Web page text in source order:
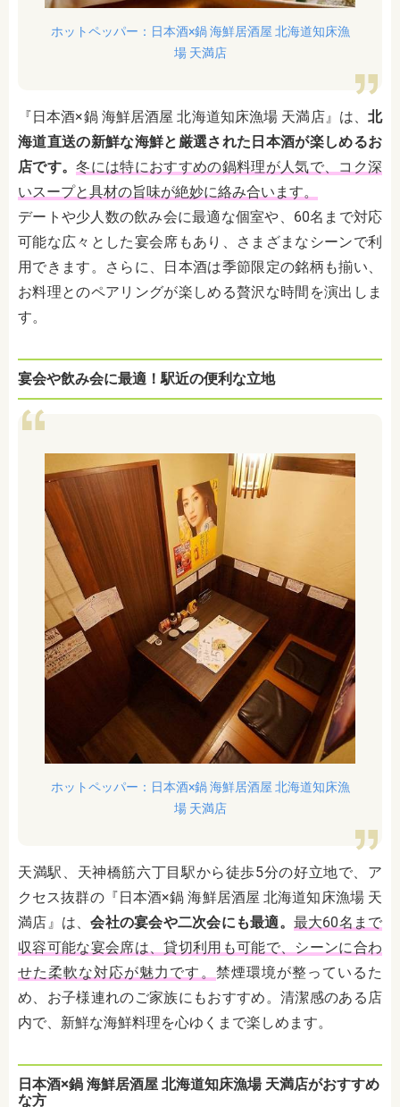
ホットペッパー：日本酒×鍋 海鮮居酒屋 北海道知床漁
場 天満店
『日本酒×鍋 海鮮居酒屋 北海道知床漁場 天満店』は、 北
海道直送の新鮮な海鮮と厳選された日本酒が楽しめるお
店です。冬には特におすすめの鍋料理が人気で、コク深
いスープと具材の旨味が絶妙に絡み合います。
デートや少人数の飲み会に最適な個室や、60名まで対応
可能な広々とした宴会席もあり、さまざまなシーンで利
用できます。さらに、日本酒は季節限定の銘柄も揃い、
お料理とのペアリングが楽しめる贅沢な時間を演出しま
す。
宴会や飲み会に最適！駅近の便利な立地
ホットペッパー：日本酒×鍋 海鮮居酒屋 北海道知床漁
場 天満店
天満駅、天神橋筋六丁目駅から徒歩5分の好立地で、ア
クセス抜群の『日本酒×鍋 海鮮居酒屋 北海道知床漁場 天
満店』は、会社の宴会や二次会にも最適。 最大60名まで
収容可能な宴会席は、貸切利用も可能で、シーンに合わ
せた柔軟な対応が魅力です。 禁煙環境が整っているた
め、お子様連れのご家族にもおすすめ。清潔感のある店
内で、新鮮な海鮮料理を心ゆくまで楽しめます。
日本酒×鍋 海鮮居酒屋 北海道知床漁場 天満店がおすすめ
な方